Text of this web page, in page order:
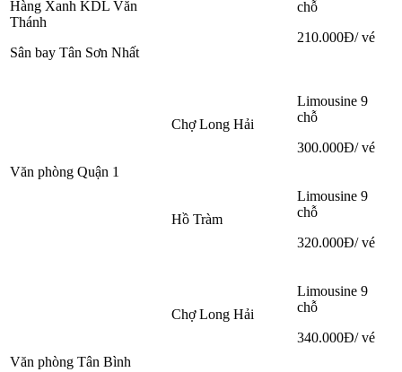
Hàng Xanh KDL Văn
Thánh
Sân bay Tân Sơn Nhất
chỗ
210.000Đ/ vé
Văn phòng Quận 1
Chợ Long Hải
Limousine 9
chỗ
300.000Đ/ vé
Hồ Tràm
Limousine 9
chỗ
320.000Đ/ vé
Văn phòng Tân Bình
Chợ Long Hải
Limousine 9
chỗ
340.000Đ/ vé